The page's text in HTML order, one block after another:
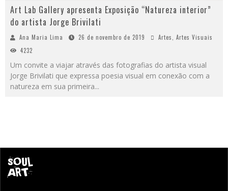
Art Lab Gallery apresenta Exposição “Natureza interior”
do artista Jorge Brivilati
Ana Maria Lima 26 de novembro de 2019 Artes, Artes Visuais
4232
Um convite a viajar através das fotografias do artista visual
Jorge Brivilati que expressa poesia visual em conexão com a
natureza em sua primeira...